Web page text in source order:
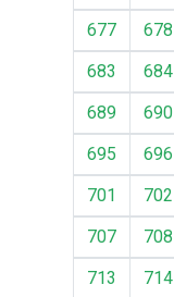
677
678
683
684
689
690
695
696
701
702
707
708
713
714